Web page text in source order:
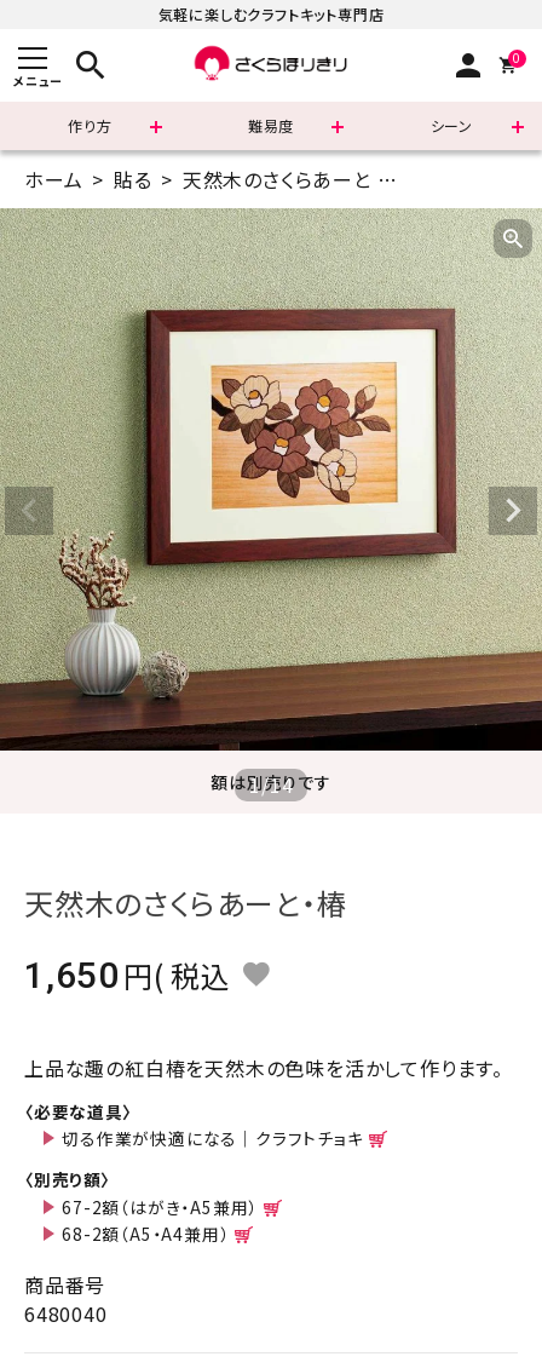
気軽に楽しむクラフトキット専門店
メニュー search person 0
作り方 難易度 シーン
まずはこちら
ショッピングガイド
よくあるご質問
すべての商品
新着商品
診断チャート
ジャンルで選ぶ
レビューを見る
コーポレートサイト
実店舗案内
ようこそ ゲスト 様
ホーム 貼る 天然木のさくらあーと
額は別売りです
1/14
天然木のさくらあーと・椿
1,650
税込
上品な趣の紅白椿を天然木の色味を活かして作ります。
〈必要な道具〉
切る作業が快適になる｜クラフトチョキ
〈別売り額〉
67-2額（はがき・A5兼用）
68-2額（A5・A4兼用）
商品番号
6480040